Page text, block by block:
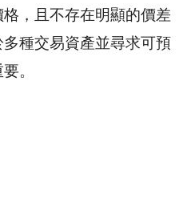
，且不存在明顯的價差
種交易資產並尋求可預
。